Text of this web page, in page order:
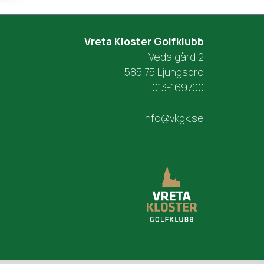
Vreta Kloster Golfklubb
Veda gård 2
585 75 Ljungsbro
013-169700
info@vkgk.se